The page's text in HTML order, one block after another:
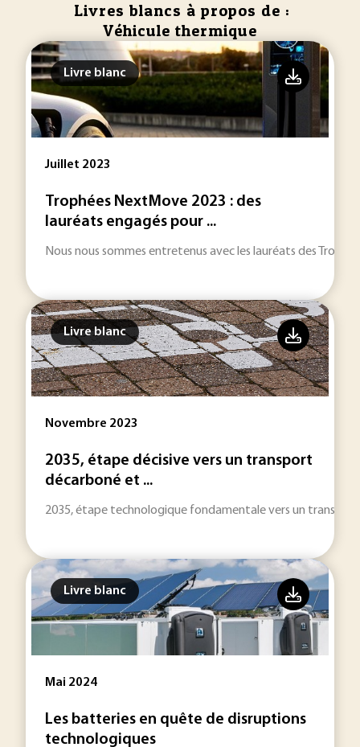
Livres blancs à propos de :
Véhicule thermique
Livre blanc
Juillet 2023
Trophées NextMove 2023 : des
lauréats engagés pour ...
Nous nous sommes entretenus avec les lauréats des
Livre blanc
Novembre 2023
2035, étape décisive vers un transport
décarboné et ...
2035, étape technologique fondamentale vers un
Livre blanc
Mai 2024
Les batteries en quête de disruptions
technologiques